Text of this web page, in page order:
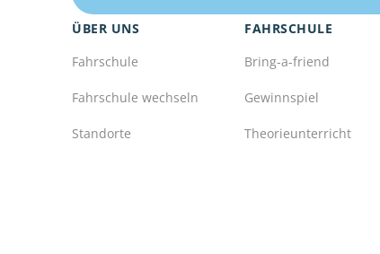
ÜBER UNS
Fahrschule
Fahrschule wechseln
Standorte
FAHRSCHULE
Bring-a-friend
Gewinnspiel
Theorieunterricht